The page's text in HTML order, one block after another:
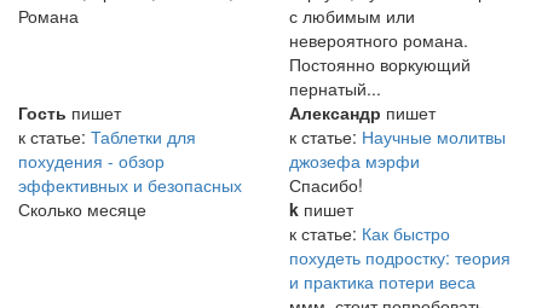
Романа
с любимым или
невероятного романа.
Постоянно воркующий
пернатый...
Гость пишет
к статье: Таблетки для
похудения - обзор
эффективных и безопасных
Сколько месяце
Александр пишет
к статье: Научные молитвы
джозефа мэрфи
Спасибо!
k пишет
к статье: Как быстро
похудеть подростку: теория
и практика потери веса